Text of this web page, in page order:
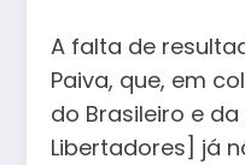
A falta de
Paiva, que, em
do Brasileiro e
Libertadores] já